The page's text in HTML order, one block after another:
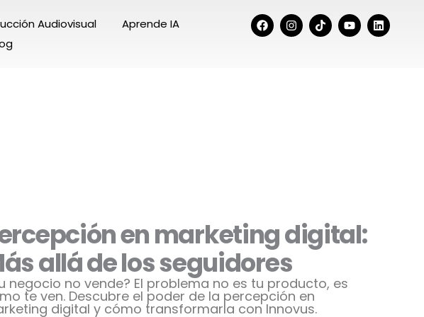
Audiovisual
Aprende IA
F
a
I
n
Y
o
L
i
en marketing digital:
allá de los seguidores
negocio no vende? El problema no es tu producto, es
te ven. Descubre el poder de la percepción en
digital y cómo transformarla con Innovus.